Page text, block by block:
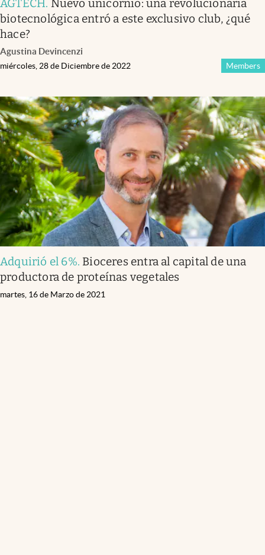
AGTECH. Nuevo unicornio: una revolucionaria
biotecnológica entró a este exclusivo club, ¿qué
hace?
Agustina Devincenzi
Members
miércoles, 28 de Diciembre de 2022
Adquirió el 6%. Bioceres entra al capital de una
productora de proteínas vegetales
martes, 16 de Marzo de 2021